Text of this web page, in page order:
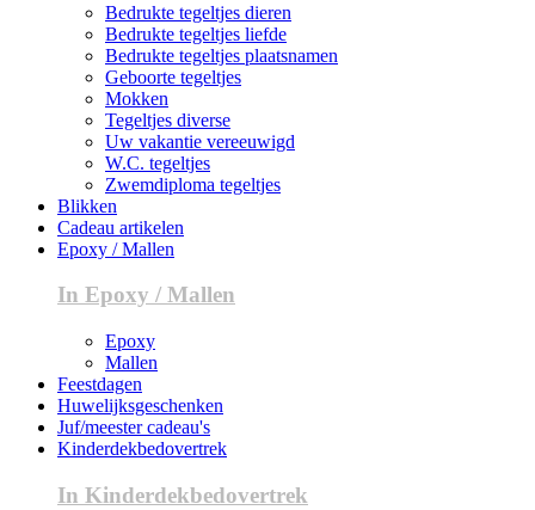
Bedrukte tegeltjes dieren
Bedrukte tegeltjes liefde
Bedrukte tegeltjes plaatsnamen
Geboorte tegeltjes
Mokken
Tegeltjes diverse
Uw vakantie vereeuwigd
W.C. tegeltjes
Zwemdiploma tegeltjes
Blikken
Cadeau artikelen
Epoxy / Mallen
In Epoxy / Mallen
Epoxy
Mallen
Feestdagen
Huwelijksgeschenken
Juf/meester cadeau's
Kinderdekbedovertrek
In Kinderdekbedovertrek